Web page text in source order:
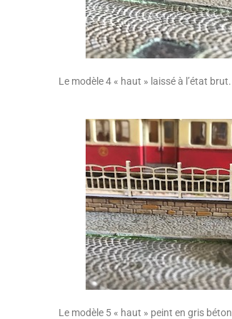
Le modèle 4 « haut » laissé à l’état brut.
Le modèle 5 « haut » peint en gris béton